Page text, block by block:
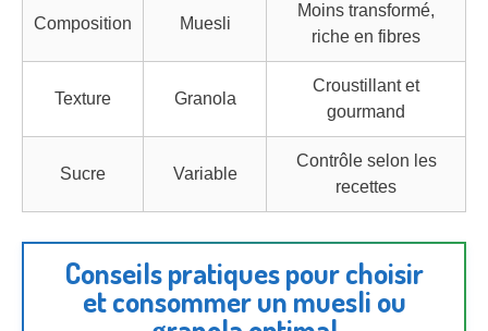
Composition Muesli
Moins transformé,
riche en fibres
Texture Granola
Croustillant et
gourmand
Sucre Variable
Contrôle selon les
recettes
Conseils pratiques pour choisir
et consommer un muesli ou